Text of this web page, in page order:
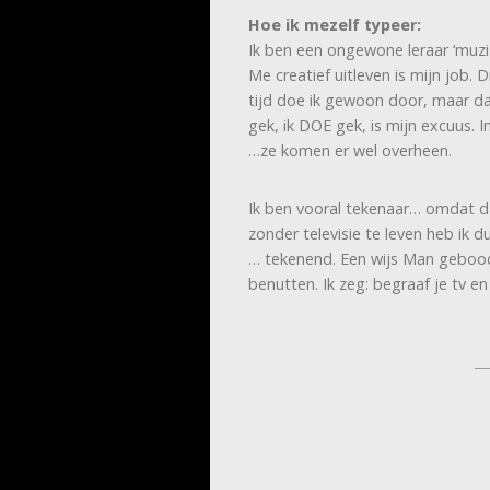
Hoe ik mezelf typeer:
Ik ben een ongewone leraar
Me creatief uitleven is mijn job.
tijd doe ik gewoon door, maar
gek, ik DOE gek, is mijn
…ze komen er wel overheen.
Ik ben vooral tekenaar… omdat
zonder televisie te leven heb ik
… tekenend. Een wijs Man
benutten. Ik zeg: begraaf je tv